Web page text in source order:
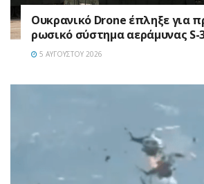
Ουκρανικό Drone έπληξε για
ρωσικό σύστημα αεράμυνας S-
5 ΑΥΓΟΎΣΤΟΥ 2026